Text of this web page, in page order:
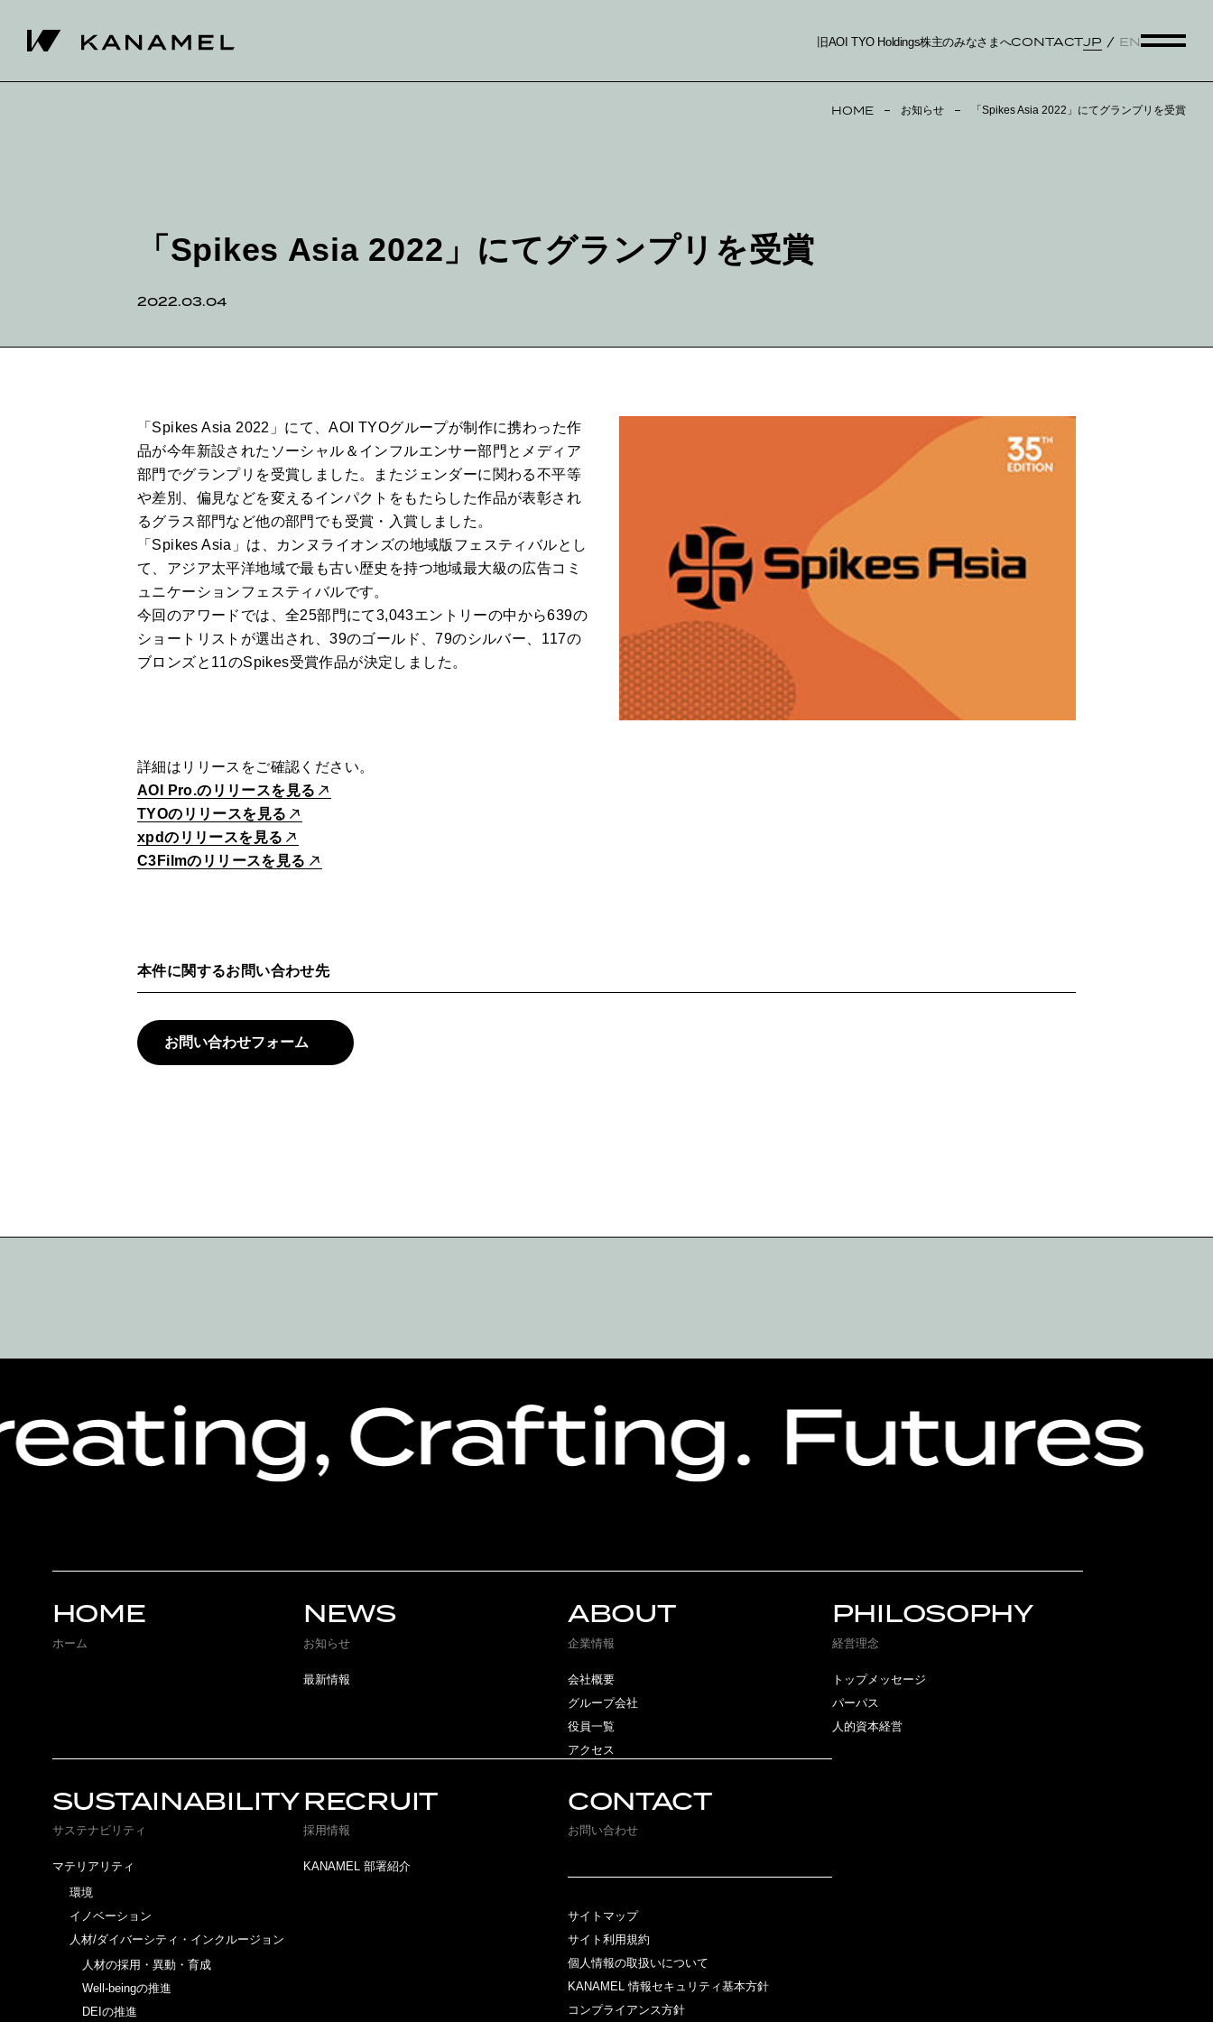
旧AOI TYO Holdings株主のみなさまへCONTACTJP EN
HOME お知らせ 「Spikes Asia 2022」にてグランプリを受賞
「Spikes Asia 2022」にてグランプリを受賞
2022.03.04
「Spikes Asia 2022」にて、AOI TYOグループが制作に携わった作
品が今年新設されたソーシャル＆インフルエンサー部門とメディア
部門でグランプリを受賞しました。またジェンダーに関わる不平等
や差別、偏見などを変えるインパクトをもたらした作品が表彰され
るグラス部門など他の部門でも受賞・入賞しました。
「Spikes Asia」は、カンヌライオンズの地域版フェスティバルとし
て、アジア太平洋地域で最も古い歴史を持つ地域最大級の広告コミ
ュニケーションフェスティバルです。
今回のアワードでは、全25部門にて3,043エントリーの中から639の
ショートリストが選出され、39のゴールド、79のシルバー、117の
ブロンズと11のSpikes受賞作品が決定しました。
詳細はリリースをご確認ください。
AOI Pro.のリリースを見る
TYOのリリースを見る
xpdのリリースを見る
C3Filmのリリースを見る
本件に関するお問い合わせ先
お問い合わせフォーム
HOME
ホーム
NEWS
お知らせ
最新情報
ABOUT
企業情報
会社概要
グループ会社
役員一覧
アクセス
PHILOSOPHY
経営理念
トップメッセージ
パーパス
人的資本経営
SUSTAINABILITY
サステナビリティ
マテリアリティ
環境
イノベーション
人材/ダイバーシティ・インクルージョン
人材の採用・異動・育成
Well-beingの推進
DEIの推進
RECRUIT
採用情報
KANAMEL 部署紹介
CONTACT
お問い合わせ
サイトマップ
サイト利用規約
個人情報の取扱いについて
KANAMEL 情報セキュリティ基本方針
コンプライアンス方針